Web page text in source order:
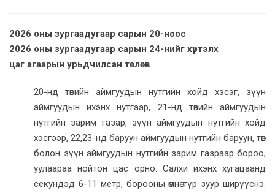
2026 оны зургаадугаар сарын 20-ноос
2026 оны зургаадугаар сарын 24-нийг хүртэлх
цаг агаарын урьдчилсан төлөв
20-нд төвийн аймгуудын нутгийн хойд хэсэг, зүүн
аймгуудын ихэнх нутгаар, 21-нд төвийн аймгуудын
нутгийн зарим газар, зүүн аймгуудын нутгийн хойд
хэсгээр, 22,23-нд баруун аймгуудын нутгийн баруун, төв
болон зүүн аймгуудын нутгийн зарим газраар бороо,
уулаараа нойтон цас орно. Салхи ихэнх хугацаанд
секундэд 6-11 метр, борооны өмнө түр зуур ширүүснэ.